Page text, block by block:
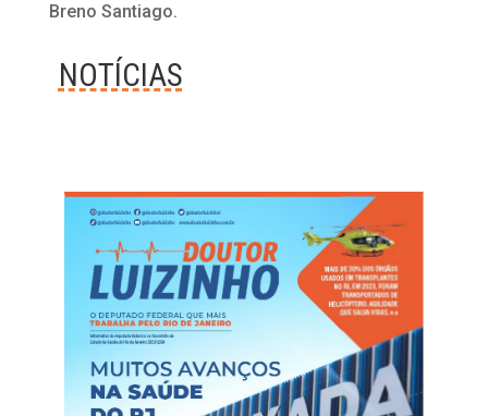
Breno Santiago.
NOTÍCIAS